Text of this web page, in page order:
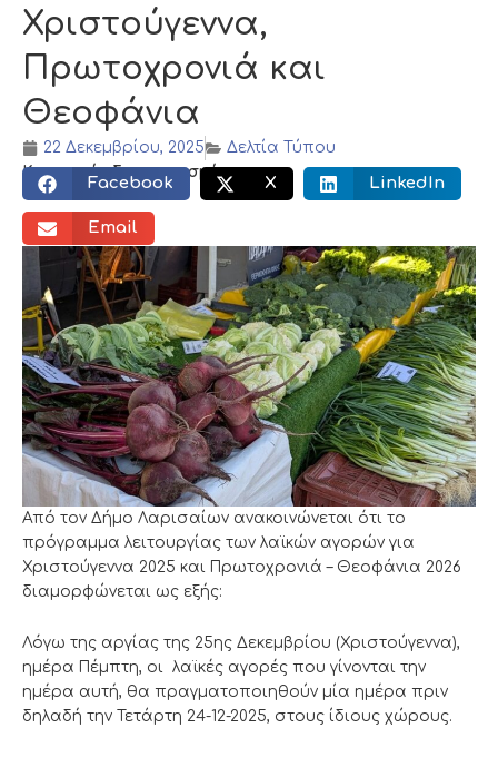
Χριστούγεννα,
Πρωτοχρονιά και
Θεοφάνια
22 Δεκεμβρίου, 2025
Δελτία Τύπου
Κοινωνικός διαμοιρασμός:
Facebook X LinkedIn
Email
Από τον Δήμο Λαρισαίων ανακοινώνεται ότι το
πρόγραμμα λειτουργίας των λαϊκών αγορών για
Χριστούγεννα 2025 και Πρωτοχρονιά – Θεοφάνια 2026
διαμορφώνεται ως εξής:
Λόγω της αργίας της 25ης Δεκεμβρίου (Χριστούγεννα),
ημέρα Πέμπτη, οι λαϊκές αγορές που γίνονται την
ημέρα αυτή, θα πραγματοποιηθούν μία ημέρα πριν
δηλαδή την Τετάρτη 24-12-2025, στους ίδιους χώρους.